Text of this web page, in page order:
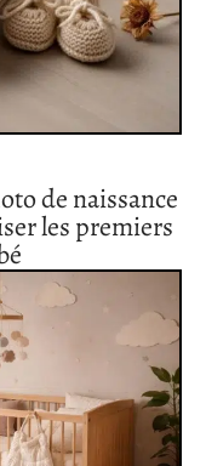
de naissance
les premiers